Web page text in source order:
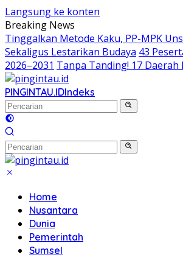
Langsung ke konten
Breaking News
Tinggalkan Metode Kaku, PP-MPK
Sekaligus Lestarikan Budaya 43
2026–2031 Tanpa Tanding! 17 Daerah
PINGINTAU.IDIndeks
Home
Nusantara
Dunia
Pemerintah
Sumsel